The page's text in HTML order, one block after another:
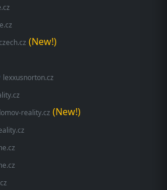
(New!)
lexxusnorton.cz
reality.cz (New!)